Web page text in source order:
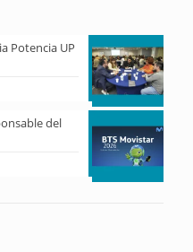
Potencia UP
del